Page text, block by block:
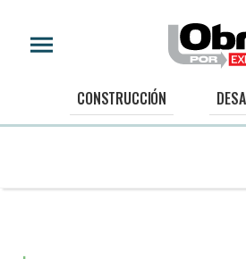
CONSTRUCCIÓN